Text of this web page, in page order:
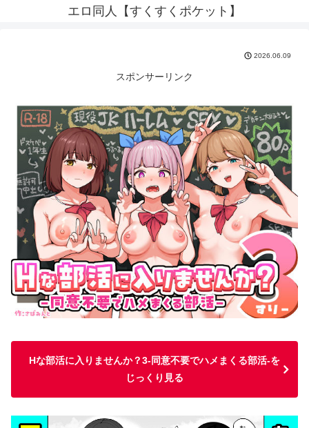
エロ同人【すくすくポケット】
2026.06.09
スポンサーリンク
Hな部活に入りませんか？3-同意不要でハメまくる部活-を
じっくり見る